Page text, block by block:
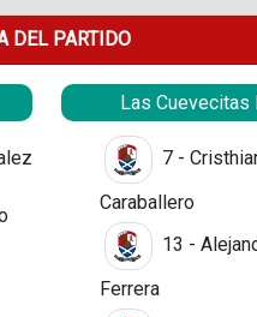
DEL PARTIDO
Las Cuevecitas
7 -
Caraballero
13 -
Ferrera